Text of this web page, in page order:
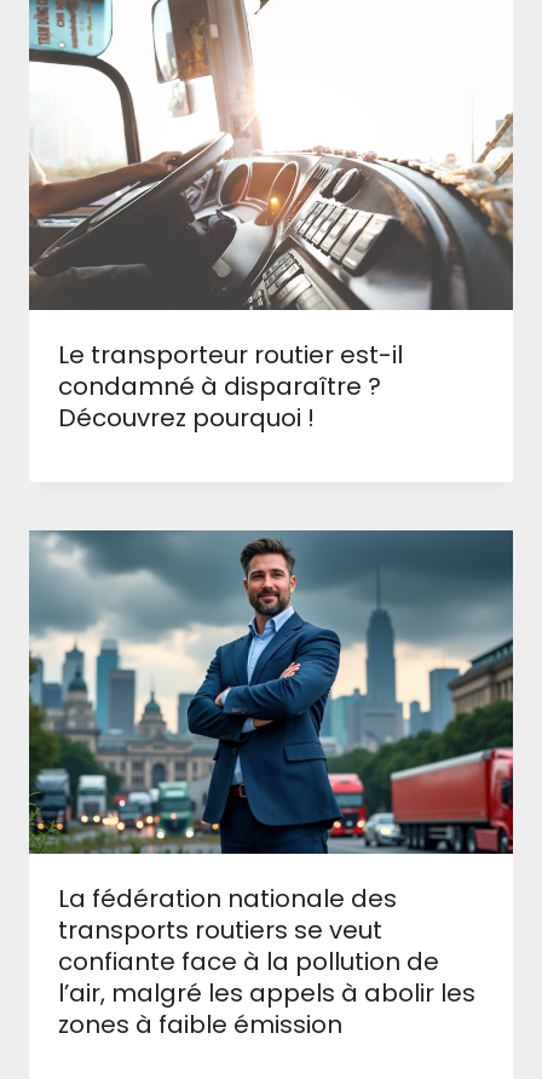
Le transporteur routier est-il
condamné à disparaître ?
Découvrez pourquoi !
La fédération nationale des
transports routiers se veut
confiante face à la pollution de
l’air, malgré les appels à abolir les
zones à faible émission